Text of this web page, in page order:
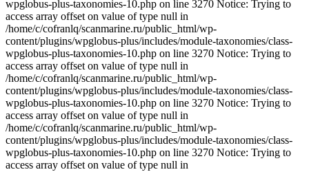
wpglobus-plus-taxonomies-10.php on line 3270 Notice: Trying to
access array offset on value of type null in
/home/c/cofranlq/scanmarine.ru/public_html/wp-
content/plugins/wpglobus-plus/includes/module-taxonomies/class-
wpglobus-plus-taxonomies-10.php on line 3270 Notice: Trying to
access array offset on value of type null in
/home/c/cofranlq/scanmarine.ru/public_html/wp-
content/plugins/wpglobus-plus/includes/module-taxonomies/class-
wpglobus-plus-taxonomies-10.php on line 3270 Notice: Trying to
access array offset on value of type null in
/home/c/cofranlq/scanmarine.ru/public_html/wp-
content/plugins/wpglobus-plus/includes/module-taxonomies/class-
wpglobus-plus-taxonomies-10.php on line 3270 Notice: Trying to
access array offset on value of type null in